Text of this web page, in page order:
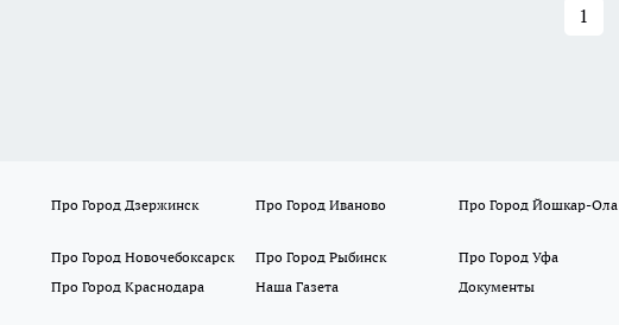
1
Про Город Дзержинск Про Город Иваново Про Город Йошкар-Ола
Про Город Новочебоксарск
Про Город Рыбинск Про Город Уфа
Про Город Краснодара
Наша Газета Документы